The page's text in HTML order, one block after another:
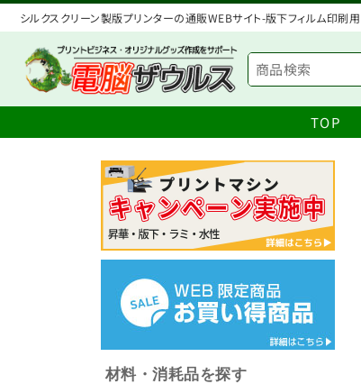
シルクスクリーン製版プリンターの通販WEBサイト-版下フィルム印刷用
TOP
材料・消耗品を探す